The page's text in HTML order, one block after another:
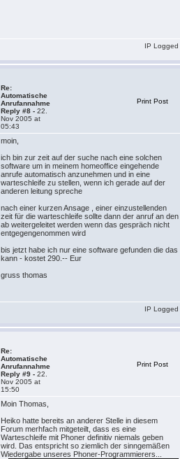
IP Logged
Re:
Automatische
Anrufannahme
Reply #8 - 22.
Nov 2005 at
05:43
Print Post
moin,
ich bin zur zeit auf der suche nach eine solchen
software um in meinem homeoffice eingehende
anrufe automatisch anzunehmen und in eine
warteschleife zu stellen, wenn ich gerade auf der
anderen leitung spreche
nach einer kurzen Ansage , einer einzustellenden
zeit für die warteschleife sollte dann der anruf an den
ab weitergeleitet werden wenn das gespräch nicht
entgegengenommen wird
bis jetzt habe ich nur eine software gefunden die das
kann - kostet 290.-- Eur
gruss thomas
IP Logged
Re:
Automatische
Anrufannahme
Reply #9 - 22.
Nov 2005 at
15:50
Print Post
Moin Thomas,
Heiko hatte bereits an anderer Stelle in diesem
Forum merhfach mitgeteilt, dass es eine
Warteschleife mit Phoner definitiv niemals geben
wird. Das entspricht so ziemlich der sinngemäßen
Wiedergabe unseres Phoner-Programmierers...